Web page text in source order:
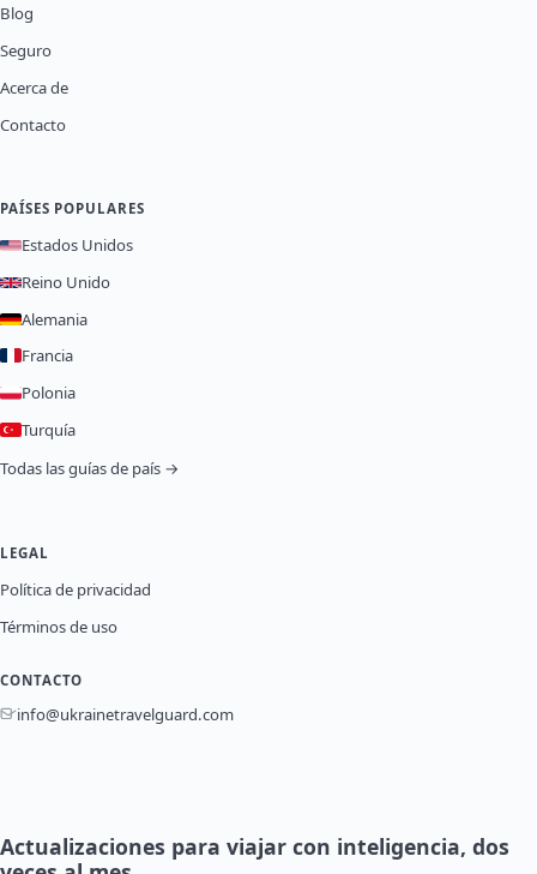
Blog
Seguro
Acerca de
Contacto
PAÍSES POPULARES
Estados Unidos
Reino Unido
Alemania
Francia
Polonia
Turquía
Todas las guías de país →
LEGAL
Política de privacidad
Términos de uso
CONTACTO
info@ukrainetravelguard.com
Actualizaciones para viajar con inteligencia, dos